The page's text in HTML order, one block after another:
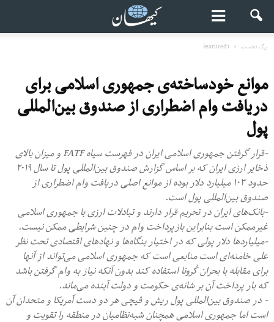
برگ نخست Featured1
موانع خودساخته‌ی جمهوری اسلامی برای
دریافت وام اضطراری از صندوق بین‌‌المللی
پول
-قرار گرفتن جمهوری اسلامی ایران در فهرست سیاه FATF و میزان بالای
ذخایر ارزی ایران که بر اساس گزارش صندوق بین‌‌المللی پول تا سال ۲۰۱۹
حدود ۱۰۳ میلیارد دلار بوده از موانع اصلی دریافت وام اضطراری از
صندوق بین‌المللی پول است.
-بانک‌های ایران در تحریم قرار دارند و تبادلات ارزی با جمهوری اسلامی
غیرممکن است بنابراین بازپرداخت وام در چنین شرایطی ممکن نیست.
-میلیاردها دلار پولی که در اختیار بنگاه‌‌ها و نهادهای اقتصادی تحت نظر
علی خامنه‌ای است منابعی است که جمهوری اسلامی می‌تواند از آنها
برای مقابله با بحران کُرونا استفاده کند بدون آنکه نیاز به وام گرفتن باشد
که بار پرداخت آن بر شانه‌ی حکومت و دولت‌ آینده می‌ماند.
- در صندوق‌ بین‌‌المللی پول ریش و قیچی هر دو دست آمریکا و متحدان آن
است اما جمهوری اسلامی همچنان شبه‌نظامیان در منطقه را تقویت و